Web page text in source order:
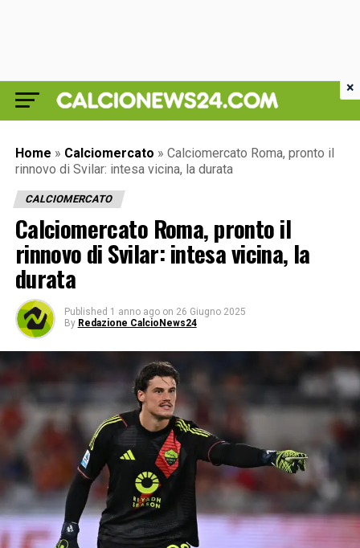
Home » Calciomercato » Calciomercato Roma, pronto il
rinnovo di Svilar: intesa vicina, la durata
CALCIOMERCATO
Calciomercato Roma, pronto il
rinnovo di Svilar: intesa vicina, la
durata
Published 1 anno ago on 26 Giugno 2025
By Redazione CalcioNews24
×